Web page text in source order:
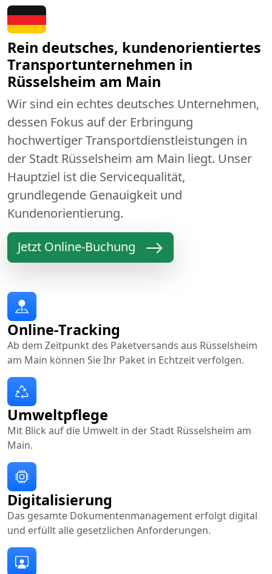
Rein deutsches, kundenorientiertes
Transportunternehmen in
Rüsselsheim am Main
Wir sind ein echtes deutsches Unternehmen,
dessen Fokus auf der Erbringung
hochwertiger Transportdienstleistungen in
der Stadt Rüsselsheim am Main liegt. Unser
Hauptziel ist die Servicequalität,
grundlegende Genauigkeit und
Kundenorientierung.
Jetzt Online-Buchung
Online-Tracking
Ab dem Zeitpunkt des Paketversands aus Rüsselsheim
am Main können Sie Ihr Paket in Echtzeit verfolgen.
Digitalisierung
Das gesamte Dokumentenmanagement erfolgt digital
und erfüllt alle gesetzlichen Anforderungen.
Umweltpflege
Mit Blick auf die Umwelt in der Stadt Rüsselsheim am
Main.